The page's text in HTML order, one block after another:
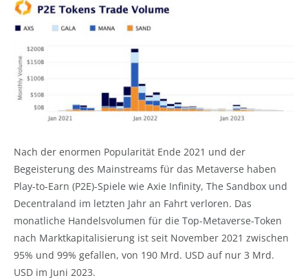
Nach der enormen Popularität Ende 2021 und der
Begeisterung des Mainstreams für das Metaverse haben
Play-to-Earn (P2E)-Spiele wie Axie Infinity, The Sandbox und
Decentraland im letzten Jahr an Fahrt verloren. Das
monatliche Handelsvolumen für die Top-Metaverse-Token
nach Marktkapitalisierung ist seit November 2021 zwischen
95% und 99% gefallen, von 190 Mrd. USD auf nur 3 Mrd.
USD im Juni 2023.